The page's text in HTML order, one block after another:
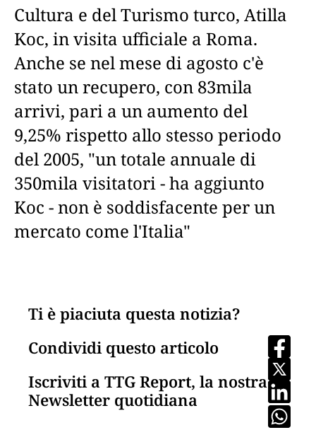
Cultura e del Turismo turco, Atilla
Koc, in visita ufficiale a Roma.
Anche se nel mese di agosto c'è
stato un recupero, con 83mila
arrivi, pari a un aumento del
9,25% rispetto allo stesso periodo
del 2005, "un totale annuale di
350mila visitatori - ha aggiunto
Koc - non è soddisfacente per un
mercato come l'Italia"
Ti è piaciuta questa notizia?
Condividi questo articolo
Iscriviti a TTG Report, la nostra
Newsletter quotidiana